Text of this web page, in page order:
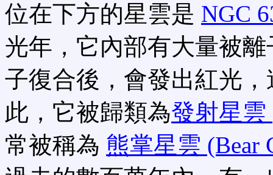
位在下方的星雲是 NGC
光年，它內部有大量被離
子復合後，會發出紅光
此，它被歸類為發射星雲
常被稱為 熊掌星雲 (Bear